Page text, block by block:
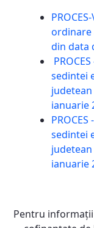
ordinare
din data
sedintei
ianuarie
sedintei
ianuarie
Pentru